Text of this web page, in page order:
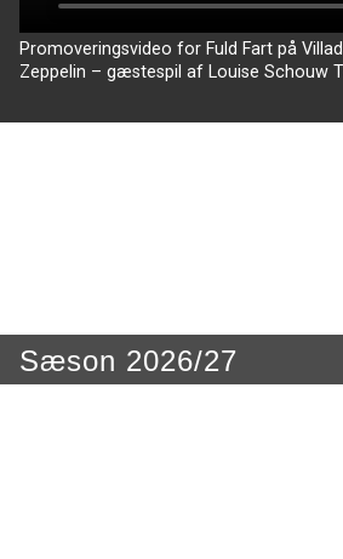
Promoveringsvideo for Fuld Fart på
Zeppelin – gæstespil af Louise Schouw
Sæson 2026/27